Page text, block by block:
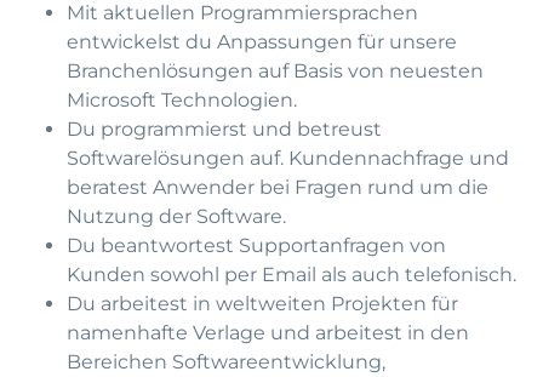
Mit aktuellen Programmiersprachen
entwickelst du Anpassungen für unsere
Branchenlösungen auf Basis von neuesten
Microsoft Technologien.
Du programmierst und betreust
Softwarelösungen auf. Kundennachfrage und
beratest Anwender bei Fragen rund um die
Nutzung der Software.
Du beantwortest Supportanfragen von
Kunden sowohl per Email als auch telefonisch.
Du arbeitest in weltweiten Projekten für
namenhafte Verlage und arbeitest in den
Bereichen Softwareentwicklung,